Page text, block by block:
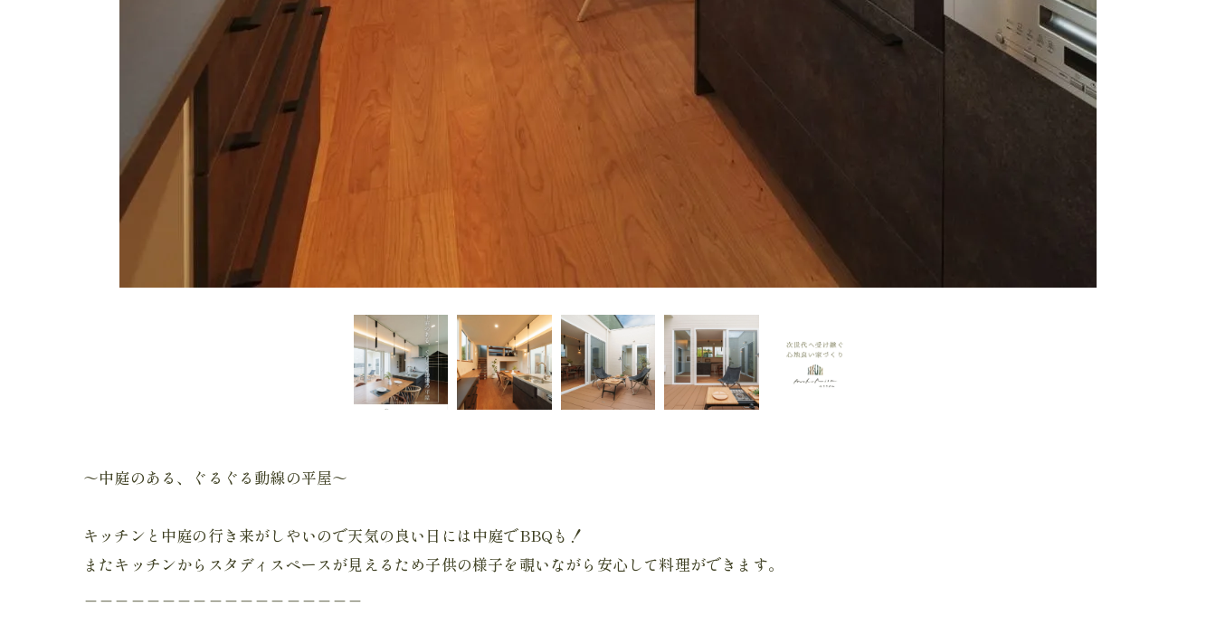
～中庭のある、ぐるぐる動線の平屋～
キッチンと中庭の行き来がしやいので天気の良い日には中庭でBBQも！
またキッチンからスタディスペースが見えるため子供の様子を覗いながら安心して料理ができます。